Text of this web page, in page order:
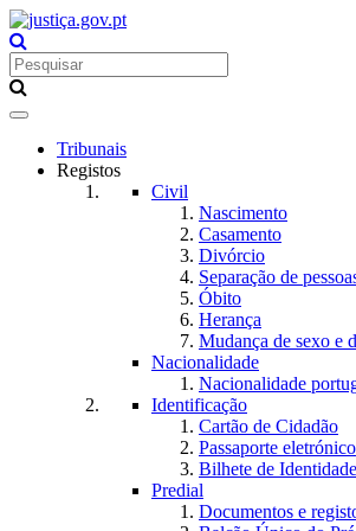
Toggle
navigationTribunais
Registos
Civil
Nascimento
Casamento
Divórcio
Separação de
Óbito
Herança
Mudança de sexo e
Nacionalidade
Nacionalidade
Identificação
Cartão de Cidadão
Passaporte eletrónico
Bilhete de Identidade
Predial
Documentos e